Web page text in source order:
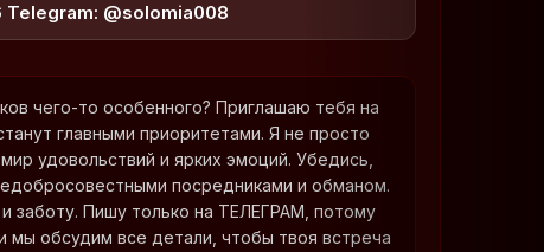
Telegram: @solomia008
чего-то особенного? Приглашаю тебя на
главными приоритетами. Я не просто
удовольствий и ярких эмоций. Убедись,
посредниками и обманом.
заботу. Пишу только на ТЕЛЕГРАМ, потому
мы обсудим все детали, чтобы твоя встреча